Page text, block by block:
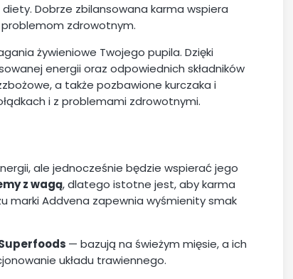
Dobrze zbilansowana karma wspiera
zdrowotnym.
żywieniowe Twojego pupila. Dzięki
energii oraz odpowiednich składników
a także pozbawione kurczaka i
i z problemami zdrowotnymi.
ale jednocześnie będzie wspierać jego
z wagą, dlatego istotne jest, aby karma
marki Addvena zapewnia wyśmienity smak
— bazują na świeżym mięsie, a ich
układu trawiennego.